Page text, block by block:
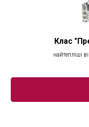
Клас
найтепліші